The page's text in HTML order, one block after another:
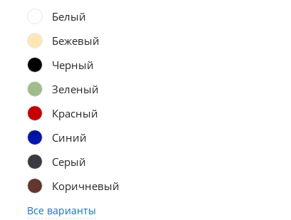
Белый
Бежевый
Черный
Зеленый
Красный
Синий
Серый
Коричневый
Все варианты